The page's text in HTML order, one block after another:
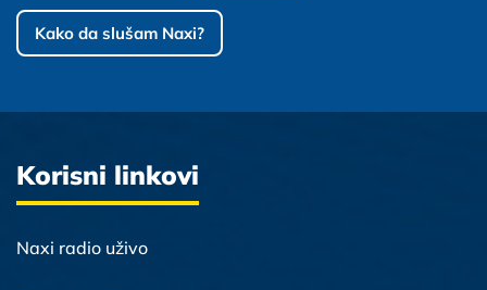
Kako da slušam Naxi?
Korisni linkovi
Naxi radio uživo